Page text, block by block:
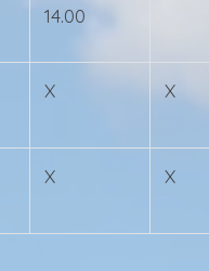
14.00
X X
X X